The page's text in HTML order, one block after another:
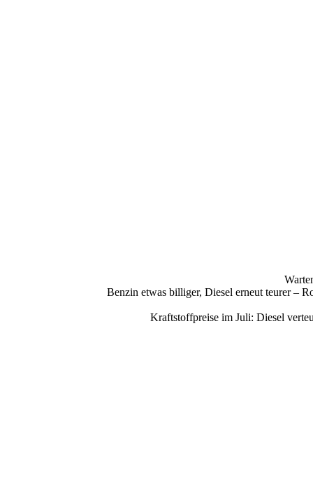
Benzin etwas billiger, Diesel erneut teurer –
Kraftstoffpreise im Juli: Diesel